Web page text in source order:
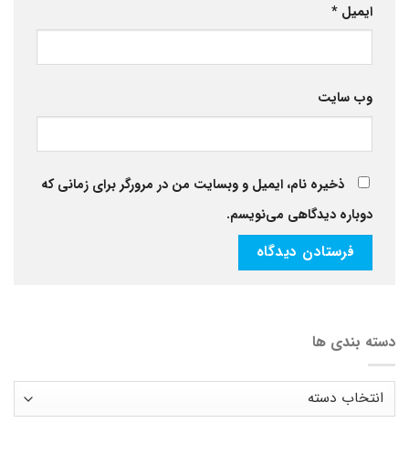
ایمیل *
وب‌ سایت
ذخیره نام، ایمیل و وبسایت من در مرورگر برای زمانی که
دوباره دیدگاهی می‌نویسم.
دسته بندی ها
دسته
بندی